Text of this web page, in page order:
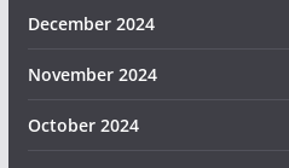
December 2024
November 2024
October 2024